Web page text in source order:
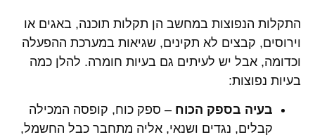
התקלות הנפוצות במחשב הן תקלות תוכנה, באגים או
וירוסים, קבצים לא תקינים, שגיאות במערכת ההפעלה
וכדומה, אבל יש לעיתים גם בעיות חומרה. להלן כמה
בעיות נפוצות:
בעיה בספק הכוח – ספק כוח, קופסה המכילה
קבלים, נגדים ושנאי, אליה מתחבר כבל החשמל,